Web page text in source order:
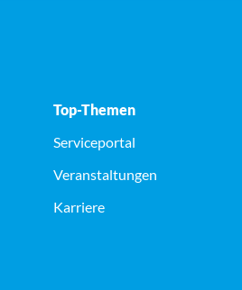
Top-Themen
Serviceportal
Veranstaltungen
Karriere